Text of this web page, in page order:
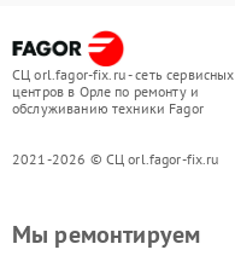
СЦ orl.fagor-fix.ru - сеть сервисных
центров в Орле по ремонту и
обслуживанию техники Fagor
2021-2026 © СЦ orl.fagor-fix.ru
Мы ремонтируем